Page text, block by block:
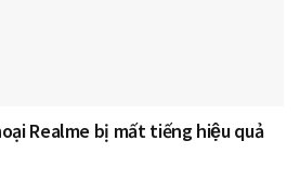
Realme bị mất tiếng hiệu quả